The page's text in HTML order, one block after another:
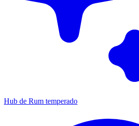
Hub de Rum temperado